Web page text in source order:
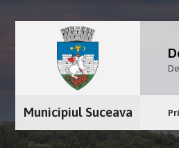
Municipiul Suceava